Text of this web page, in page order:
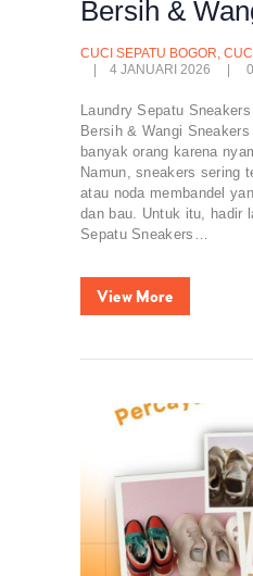
Bersih &
CUCI SEPATU BOGOR,
4 JANUARI 2026
0
Laundry Sepatu
Bersih & Wangi
banyak orang karena
Namun, sneakers sering
atau noda membandel
dan bau. Untuk itu, hadir
Sepatu Sneakers…
View More